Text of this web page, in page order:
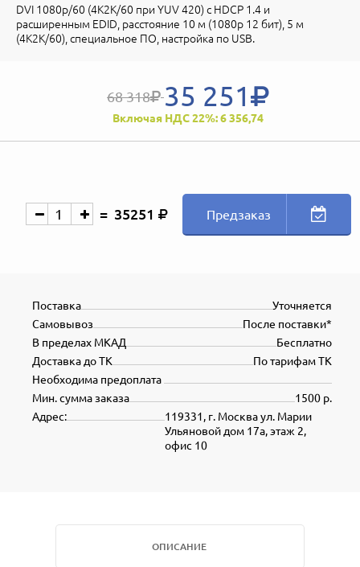
DVI 1080p/60 (4K2K/60 при YUV 420) c HDCP 1.4 и
расширенным EDID, расстояние 10 м (1080p 12 бит), 5 м
(4K2K/60), специальное ПО, настройка по USB.
68 318 35 251
Включая НДС 22%: 6 356,74
35251 Предзаказ
Уточняется
Поставка
После поставки*
Самовывоз
Бесплатно
В пределах МКАД
По тарифам ТК
Доставка до ТК
Необходима предоплата
1500 р.
Мин. сумма заказа
119331, г. Москва ул. Марии
Ульяновой дом 17а, этаж 2,
офис 10
Адрес:
ОПИСАНИЕ